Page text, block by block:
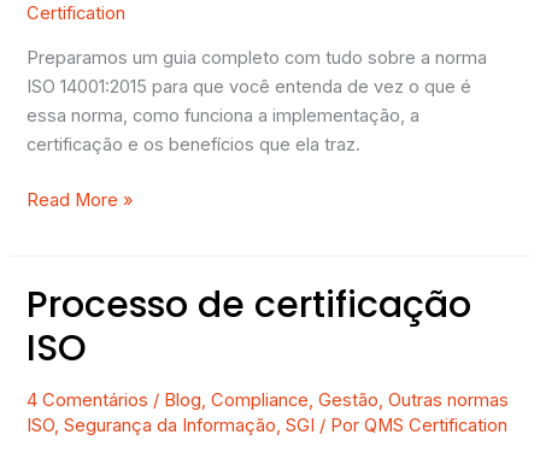
Certification
Preparamos um guia completo com tudo sobre a norma
ISO 14001:2015 para que você entenda de vez o que é
essa norma, como funciona a implementação, a
certificação e os benefícios que ela traz.
Read More »
Processo de certificação
ISO
4 Comentários / Blog,Compliance,Gestão,Outras normas
ISO,Segurança da Informação,SGI / PorQMS Certification
Processo
certificação